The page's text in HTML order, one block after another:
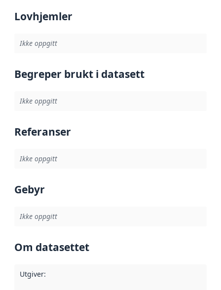
Lovhjemler
Ikke oppgitt
Begreper brukt i datasett
Ikke oppgitt
Referanser
Ikke oppgitt
Gebyr
Ikke oppgitt
Om datasettet
Utgiver: